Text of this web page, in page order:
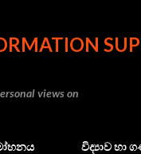
views on
විද්‍යාව හා